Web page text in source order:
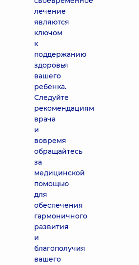
лечение
являются
ключом
к
поддержанию
здоровья
вашего
ребенка.
Следуйте
рекомендациям
врача
и
вовремя
обращайтесь
за
медицинской
помощью
для
обеспечения
гармоничного
развития
и
благополучия
вашего